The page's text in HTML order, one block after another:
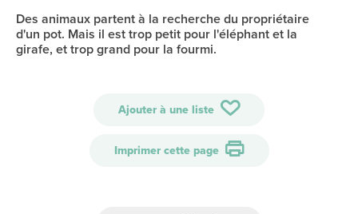
Des animaux partent à la recherche du propriétaire
d'un pot. Mais il est trop petit pour l'éléphant et la
girafe, et trop grand pour la fourmi.
Ajouter à une liste
Imprimer cette page